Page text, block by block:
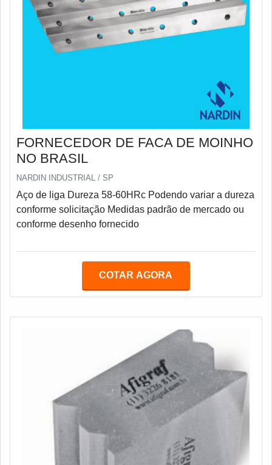
FORNECEDOR DE FACA DE MOINHO
NO BRASIL
NARDIN INDUSTRIAL / SP
Aço de liga Dureza 58-60HRc Podendo variar a dureza
conforme solicitação Medidas padrão de mercado ou
conforme desenho fornecido
COTAR AGORA